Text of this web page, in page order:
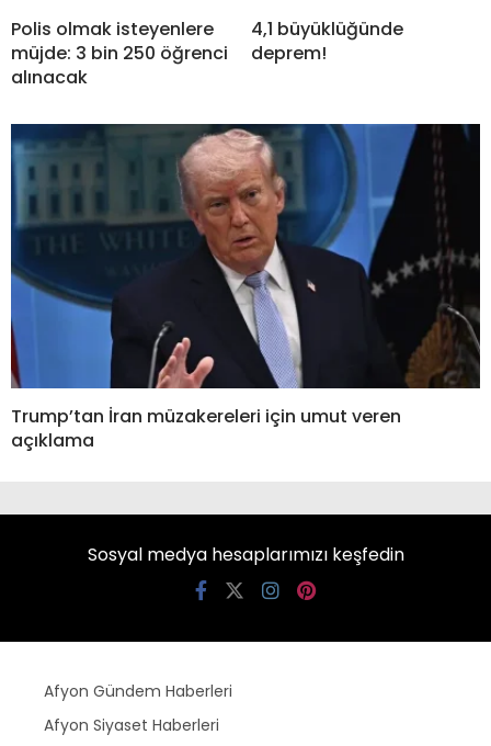
Polis olmak isteyenlere
müjde: 3 bin 250 öğrenci
alınacak
4,1 büyüklüğünde
deprem!
Trump’tan İran müzakereleri için umut veren
açıklama
Sosyal medya hesaplarımızı keşfedin
Afyon Gündem Haberleri
Afyon Siyaset Haberleri